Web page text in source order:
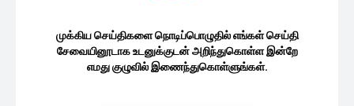
முக்கிய செய்திகளை நொடிப்பொழுதில் எங்கள் செய்தி
சேவையினூடாக உடனுக்குடன் அறிந்துகொள்ள இன்றே
எமது குழுவில் இணைந்துகொள்ளுங்கள்.